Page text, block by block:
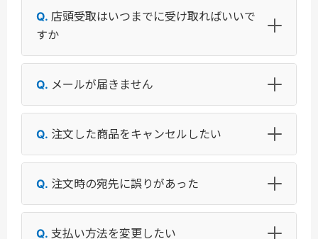
店頭受取はいつまでに受け取ればいいで
すか
メールが届きません
注文した商品をキャンセルしたい
注文時の宛先に誤りがあった
支払い方法を変更したい